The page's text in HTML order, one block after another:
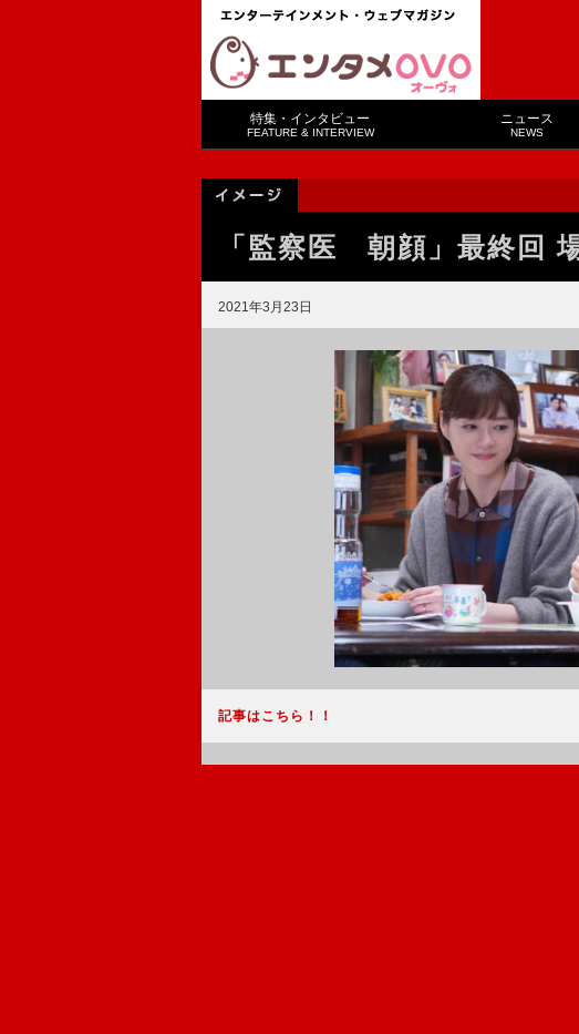
特集・インタビュー
FEATURE & INTERVIEW
ニュース
NEWS
「監察医 朝顔」最終回
2021年3月23日
記事はこちら！！